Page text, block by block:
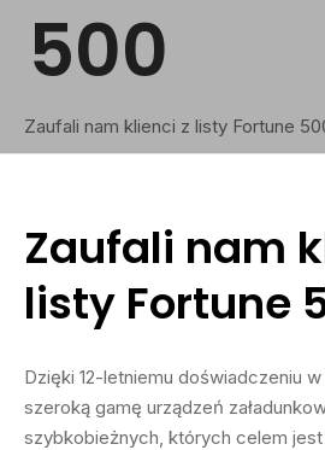
500
Zaufali nam klienci z listy Fortune
Zaufali nam
listy Fortune
Dzięki 12-letniemu doświadczeniu
szeroką gamę urządzeń
szybkobieżnych, których celem